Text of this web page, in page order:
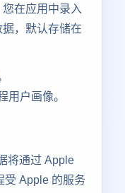
在应用中录入
，默认存储在
用户画像。
将通过 Apple
受 Apple 的服务